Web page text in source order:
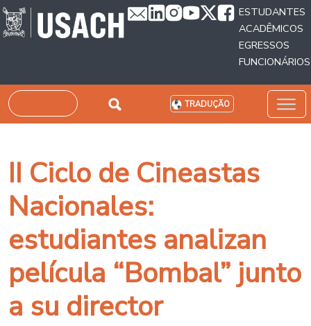
Passar para o conteúdo principal
ESTUDANTES
ACADÊMICOS
EGRESSOS
FUNCIONÁRIOS
Pesquisar TRADUÇÃO
II Ciclo de Cineastas
Nacionales:
estudiantes analizan
película “Bombal” junto
a su director